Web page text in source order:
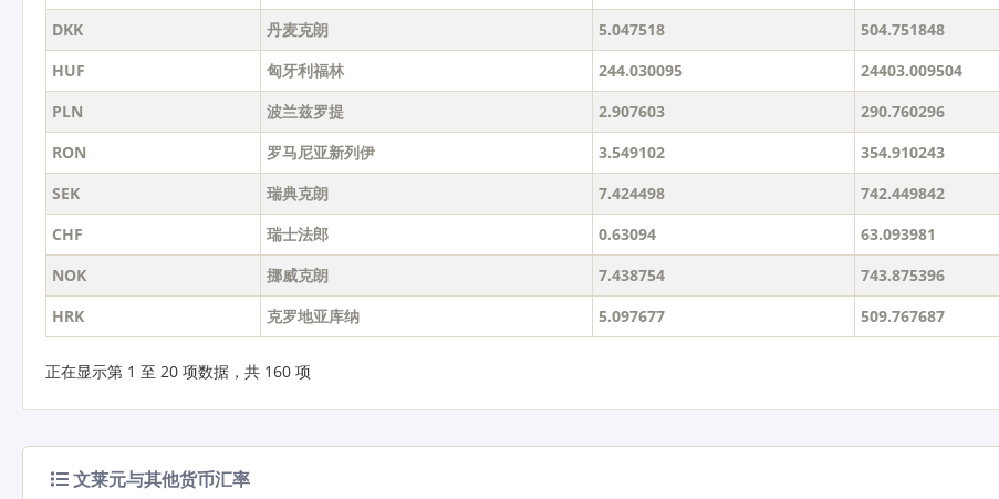
DKK
丹麦克朗 5.047518 504.751848
HUF
匈牙利福林 244.030095 24403.009504
PLN
波兰兹罗提 2.907603 290.760296
RON
罗马尼亚新列伊 3.549102 354.910243
SEK
瑞典克朗 7.424498 742.449842
CHF
瑞士法郎 0.63094 63.093981
NOK
挪威克朗 7.438754 743.875396
HRK
克罗地亚库纳 5.097677 509.767687
正在显示第 1 至 20 项数据，共 160 项
文莱元与其他货币汇率